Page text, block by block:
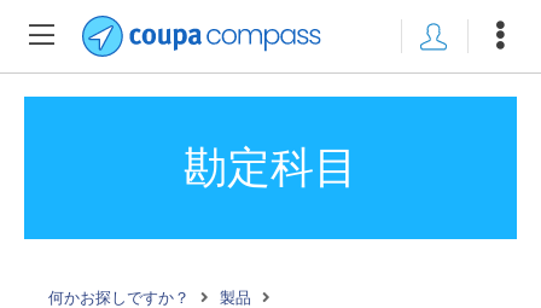
勘定科目
何かお探しですか？
製品